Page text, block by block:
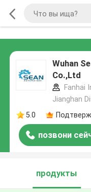
Wuhan
Co.,Ltd
Fanhai
Jianghan
5.0
позвони
продукты